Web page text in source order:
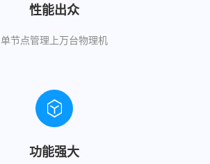
性能出众
单节点管理上万台物理机
功能强大